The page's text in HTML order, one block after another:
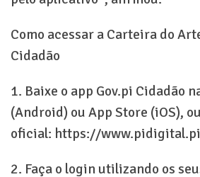
Como acessar a Carteira do
Cidadão
1. Baixe o app Gov.pi Cidadão
(Android) ou App Store (iOS),
oficial: https://
2. Faça o login utilizando os